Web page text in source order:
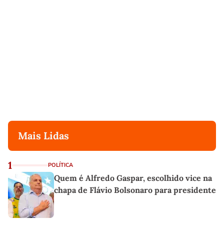
Mais Lidas
1 POLÍTICA
Quem é Alfredo Gaspar, escolhido vice na
chapa de Flávio Bolsonaro para presidente